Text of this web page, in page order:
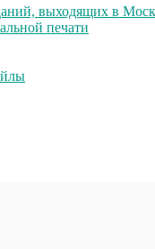
выходящих в
печати